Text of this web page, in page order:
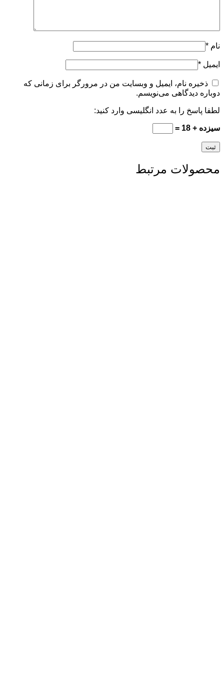
نام *
ایمیل *
ذخیره نام، ایمیل و وبسایت من در مرورگر برای زمانی که
دوباره دیدگاهی می‌نویسم.
لطفا پاسخ را به عدد انگلیسی وارد کنید:
سیزده + 18 =
محصولات مرتبط